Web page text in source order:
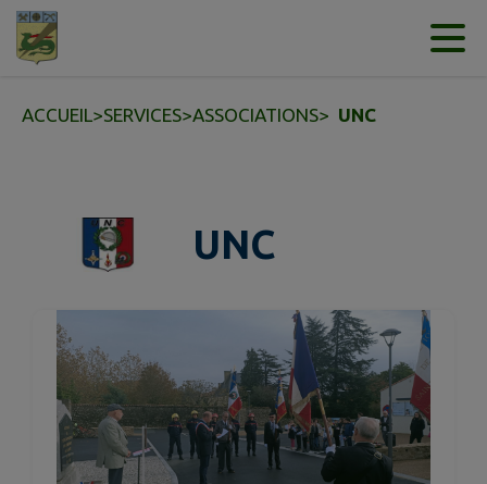
Contenu
ACCUEIL>SERVICES>ASSOCIATIONS> UNC
UNC